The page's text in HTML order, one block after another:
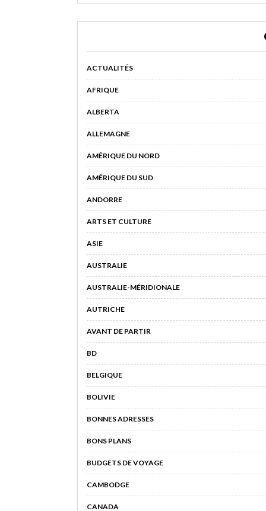
ACTUALITÉS
AFRIQUE
ALBERTA
ALLEMAGNE
AMÉRIQUE DU NORD
AMÉRIQUE DU SUD
ANDORRE
ARTS ET CULTURE
ASIE
AUSTRALIE
AUSTRALIE-MÉRIDIONALE
AUTRICHE
AVANT DE PARTIR
BD
BELGIQUE
BOLIVIE
BONNES ADRESSES
BONS PLANS
BUDGETS DE VOYAGE
CAMBODGE
CANADA